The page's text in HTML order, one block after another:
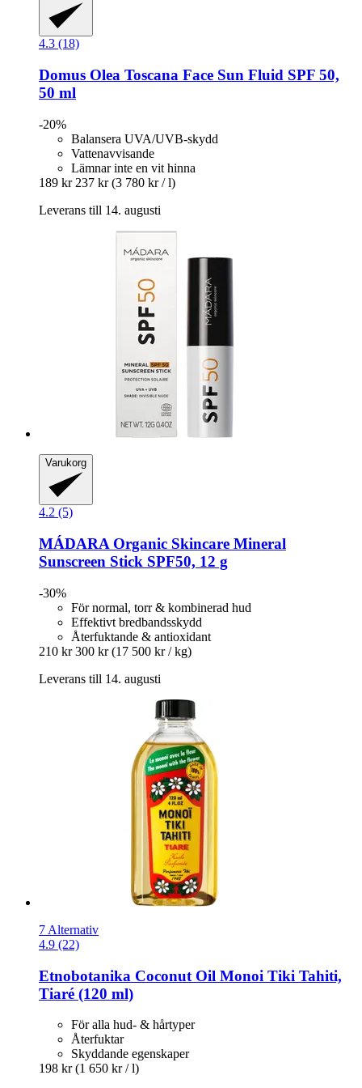
4.3 (18)
Domus Olea Toscana Face Sun Fluid SPF 50,
50 ml
-20%
Balansera UVA/UVB-skydd
Vattenavvisande
Lämnar inte en vit hinna
189 kr 237 kr (3 780 kr / l)
Leverans till 14. augusti
Varukorg
4.2 (5)
MÁDARA Organic Skincare Mineral
Sunscreen Stick SPF50, 12 g
-30%
För normal, torr & kombinerad hud
Effektivt bredbandsskydd
Återfuktande & antioxidant
210 kr 300 kr (17 500 kr / kg)
Leverans till 14. augusti
7 Alternativ
4.9 (22)
Etnobotanika Coconut Oil Monoi Tiki Tahiti,
Tiaré (120 ml)
För alla hud- & hårtyper
Återfuktar
Skyddande egenskaper
198 kr (1 650 kr / l)